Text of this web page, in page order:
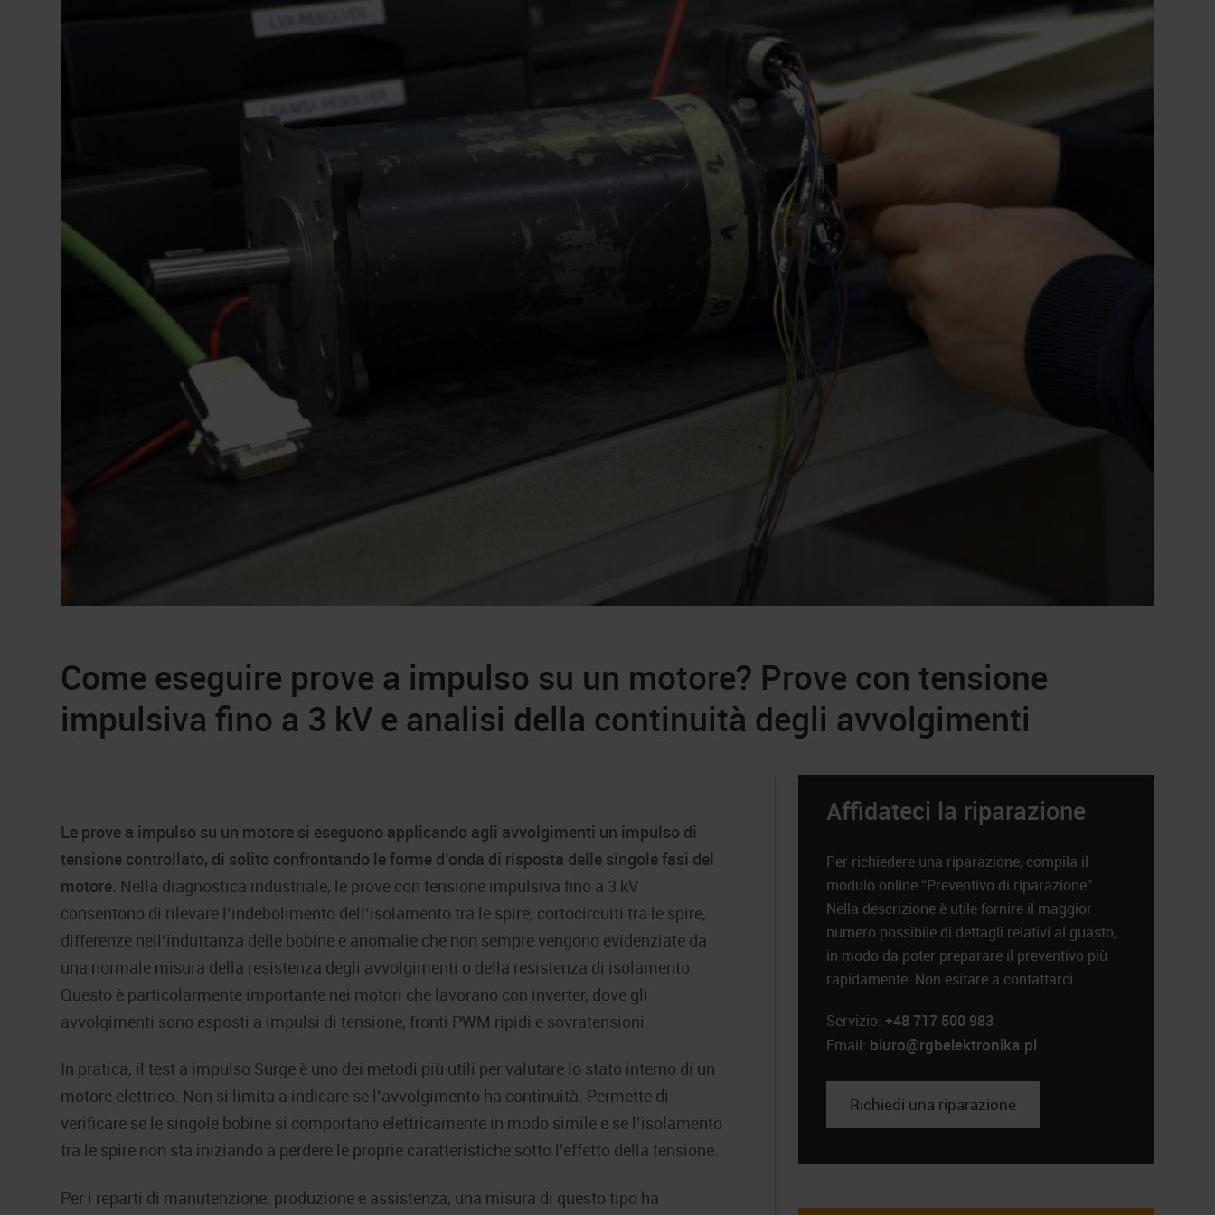
Come eseguire prove a impulso su un motore? Prove con tensione
impulsiva fino a 3 kV e analisi della continuità degli avvolgimenti
Le prove a impulso su un motore si eseguono applicando agli avvolgimenti un impulso di
tensione controllato, di solito confrontando le forme d’onda di risposta delle singole fasi del
motore. Nella diagnostica industriale, le prove con tensione impulsiva fino a 3 kV
consentono di rilevare l’indebolimento dell’isolamento tra le spire, cortocircuiti tra le spire,
differenze nell’induttanza delle bobine e anomalie che non sempre vengono evidenziate da
una normale misura della resistenza degli avvolgimenti o della resistenza di isolamento.
Questo è particolarmente importante nei motori che lavorano con inverter, dove gli
avvolgimenti sono esposti a impulsi di tensione, fronti PWM ripidi e sovratensioni.
In pratica, il test a impulso Surge è uno dei metodi più utili per valutare lo stato interno di un
motore elettrico. Non si limita a indicare se l’avvolgimento ha continuità. Permette di
verificare se le singole bobine si comportano elettricamente in modo simile e se l’isolamento
tra le spire non sta iniziando a perdere le proprie caratteristiche sotto l’effetto della tensione.
Per i reparti di manutenzione, produzione e assistenza, una misura di questo tipo ha
Affidateci la riparazione
Per richiedere una riparazione, compila il
modulo online “Preventivo di riparazione”.
Nella descrizione è utile fornire il maggior
numero possibile di dettagli relativi al guasto,
in modo da poter preparare il preventivo più
rapidamente. Non esitare a contattarci.
Servizio:+48 717 500 983
Email: biuro@rgbelektronika.pl
Richiedi una riparazione